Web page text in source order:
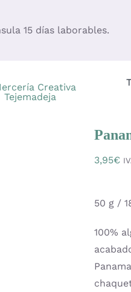
15 días laborables.
3,95€
50 g /
100%